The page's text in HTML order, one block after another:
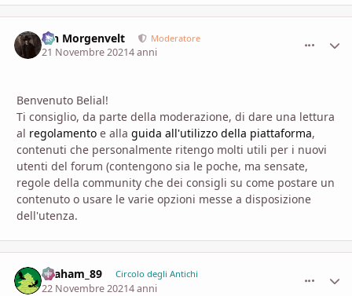
Ian Morgenvelt Moderatore
21 Novembre 20214 anni
Benvenuto Belial!
Ti consiglio, da parte della moderazione, di dare una lettura
al regolamento e alla guida all'utilizzo della piattaforma,
contenuti che personalmente ritengo molti utili per i nuovi
utenti del forum (contengono sia le poche, ma sensate,
regole della community che dei consigli su come postare un
contenuto o usare le varie opzioni messe a disposizione
dell'utenza.
Graham_89 Circolo degli Antichi
22 Novembre 20214 anni